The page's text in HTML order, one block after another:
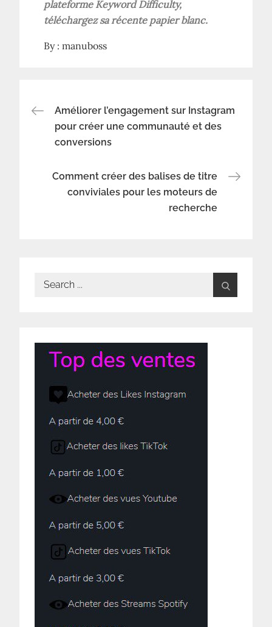
plateforme Keyword Difficulty,
téléchargez sa récente papier blanc.
By :manuboss
Navigation
de
l’article
Améliorer l’engagement sur Instagram
pour créer une communauté et des
conversions
Comment créer des balises de titre
conviviales pour les moteurs de
recherche
Search